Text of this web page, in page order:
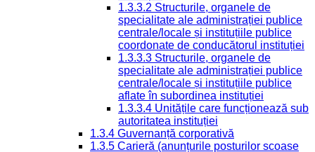
1.3.3.2 Structurile, organele de
specialitate ale administrației publice
centrale/locale și instituțiile publice
coordonate de conducătorul instituției
1.3.3.3 Structurile, organele de
specialitate ale administrației publice
centrale/locale și instituțiile publice
aflate în subordinea instituției
1.3.3.4 Unitățile care funcționează sub
autoritatea instituției
1.3.4 Guvernanță corporativă
1.3.5 Carieră (anunțurile posturilor scoase